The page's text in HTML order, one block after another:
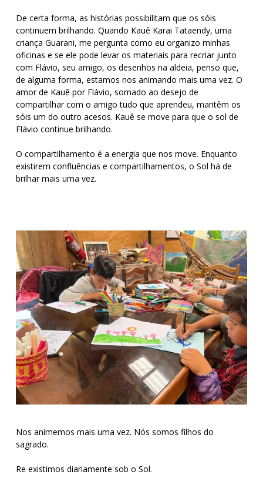
De certa forma, as histórias possibilitam que os sóis
continuem brilhando. Quando Kauê Karai Tataendy, uma
criança Guarani, me pergunta como eu organizo minhas
oficinas e se ele pode levar os materiais para recriar junto
com Flávio, seu amigo, os desenhos na aldeia, penso que,
de alguma forma, estamos nos animando mais uma vez. O
amor de Kauê por Flávio, somado ao desejo de
compartilhar com o amigo tudo que aprendeu, mantêm os
sóis um do outro acesos. Kauê se move para que o sol de
Flávio continue brilhando.
O compartilhamento é a energia que nos move. Enquanto
existirem confluências e compartilhamentos, o Sol há de
brilhar mais uma vez.
Nos animemos mais uma vez. Nós somos filhos do
sagrado.
Re existimos diariamente sob o Sol.